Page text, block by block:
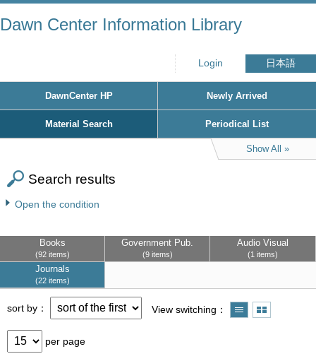
Dawn Center Information Library
Login 日本語
DawnCenter HP Newly Arrived
Material Search Periodical List
Show All
Search results
Open the condition
Books
92 items
Government Pub.
9 items
Audio Visual
1 items
Journals
22 items
sort by View switching
per page